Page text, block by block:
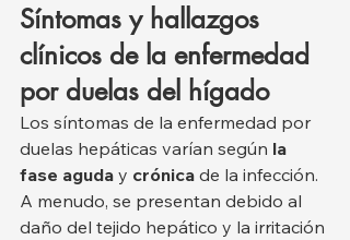
Síntomas y hallazgos
clínicos de la enfermedad
por duelas del hígado
Los síntomas de la enfermedad por
duelas hepáticas varían según la
fase aguda y crónica de la infección.
A menudo, se presentan debido al
daño del tejido hepático y la irritación